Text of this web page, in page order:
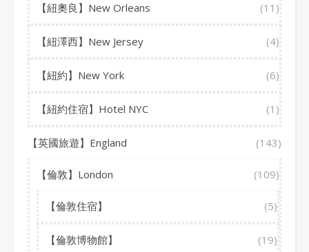
【紐奧良】New Orleans (11)
【紐澤西】New Jersey (4)
【紐約】New York (6)
【紐約住宿】Hotel NYC (1)
【英國旅遊】England (143)
【倫敦】London (109)
【倫敦住宿】 (5)
【倫敦博物館】 (19)